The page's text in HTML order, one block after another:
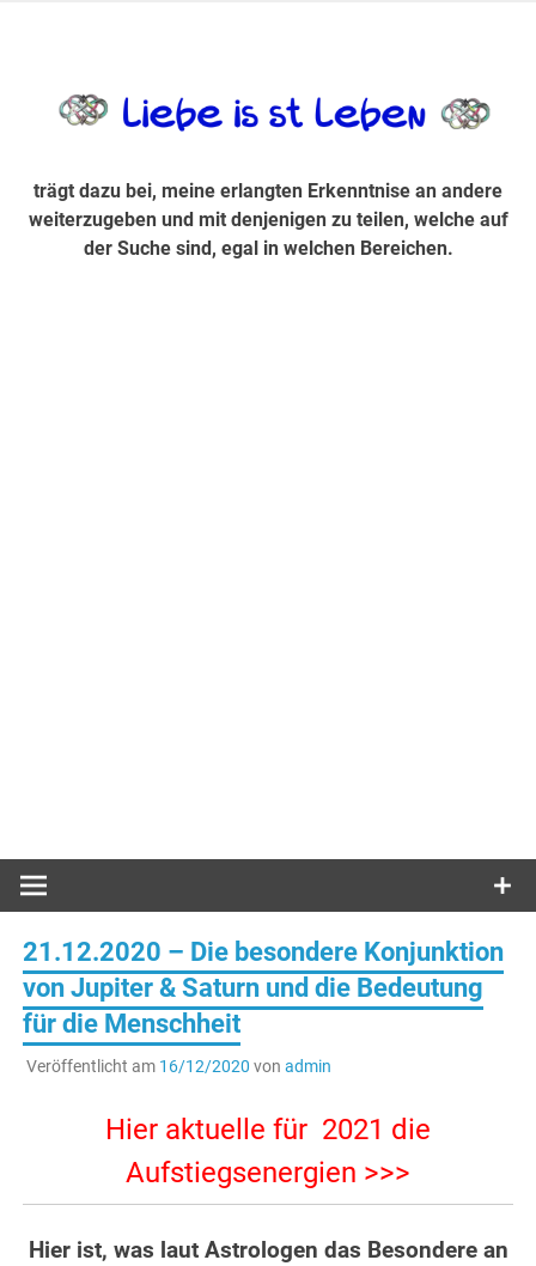
Suche sind, egal in welchen Bereichen.
trägt dazu bei, meine erlangten Erkenntnise an andere
weiterzugeben und mit denjenigen zu teilen, welche auf
der Suche sind, egal in welchen Bereichen.
21.12.2020 – Die besondere Konjunktion
von Jupiter & Saturn und die Bedeutung
für die Menschheit
Veröffentlicht am 16/12/2020 von admin
Hier aktuelle für 2021 die
Aufstiegsenergien >>>
Hier ist, was laut Astrologen das Besondere an